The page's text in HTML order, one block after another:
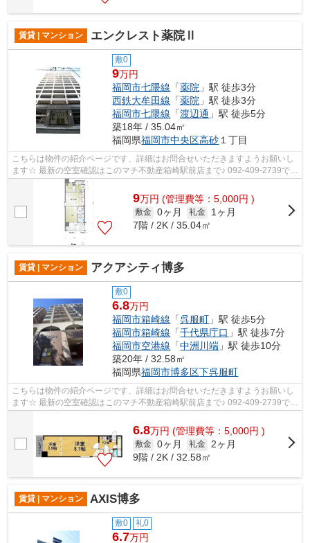
賃貸 | マンション エンクレスト薬院Ⅱ
敷0
9万円
福岡市七隈線 「薬院 」駅 徒歩3分
西鉄大牟田線 「薬院 」駅 徒歩3分
福岡市七隈線 「渡辺通 」駅 徒歩5分
築18年 / 35.04㎡
福岡県福岡市中央区高砂 １丁目
こちらは物件の紹介ページです、詳細はお問合せいただきますようお願いし
ます☆ 最新の空室確認はこのマチ不動産箱崎駅前店まで♪ 092-409-2739で
す！迅速に対応致します！！！！！♪
9万円 (管理費等：5,000円 )
敷金 0ヶ月 礼金
1ヶ月
7階 / 2K / 35.04㎡
賃貸 | マンション アクアシティ博多
敷0
6.8万円
福岡市箱崎線 「呉服町 」駅 徒歩5分
福岡市箱崎線 「千代県庁口 」駅 徒歩7分
福岡市空港線 「中洲川端 」駅 徒歩10分
築20年 / 32.58㎡
福岡県福岡市博多区下呉服町
こちらは物件の紹介ページです、詳細はお問合せいただきますようお願いし
ます☆ 最新の空室確認はこのマチ不動産箱崎駅前店まで♪ 092-409-2739で
す！迅速に対応致します！！！！！♪
6.8万円 (管理費等：5,000円 )
敷金 0ヶ月 礼金
2ヶ月
9階 / 2K / 32.58㎡
賃貸 | マンション AXIS博多
敷0 礼0
6.7万円